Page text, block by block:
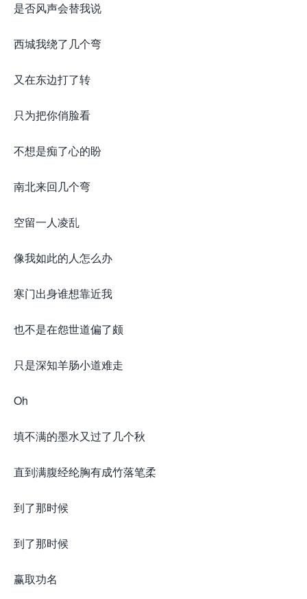
是否风声会替我说
西城我绕了几个弯
又在东边打了转
只为把你俏脸看
不想是痴了心的盼
南北来回几个弯
空留一人凌乱
像我如此的人怎么办
寒门出身谁想靠近我
也不是在怨世道偏了颇
只是深知羊肠小道难走
Oh
填不满的墨水又过了几个秋
直到满腹经纶胸有成竹落笔柔
到了那时候
到了那时候
赢取功名